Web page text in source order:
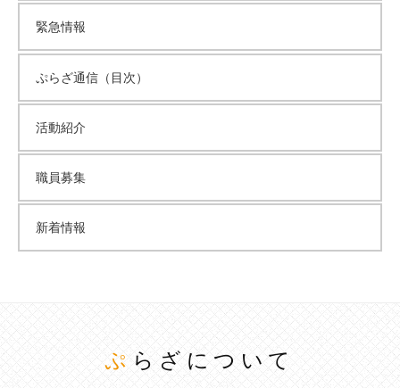
緊急情報
ぷらざ通信（目次）
活動紹介
職員募集
新着情報
ぷらざについて